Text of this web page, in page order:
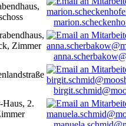
Zimmer
Haus, 2.